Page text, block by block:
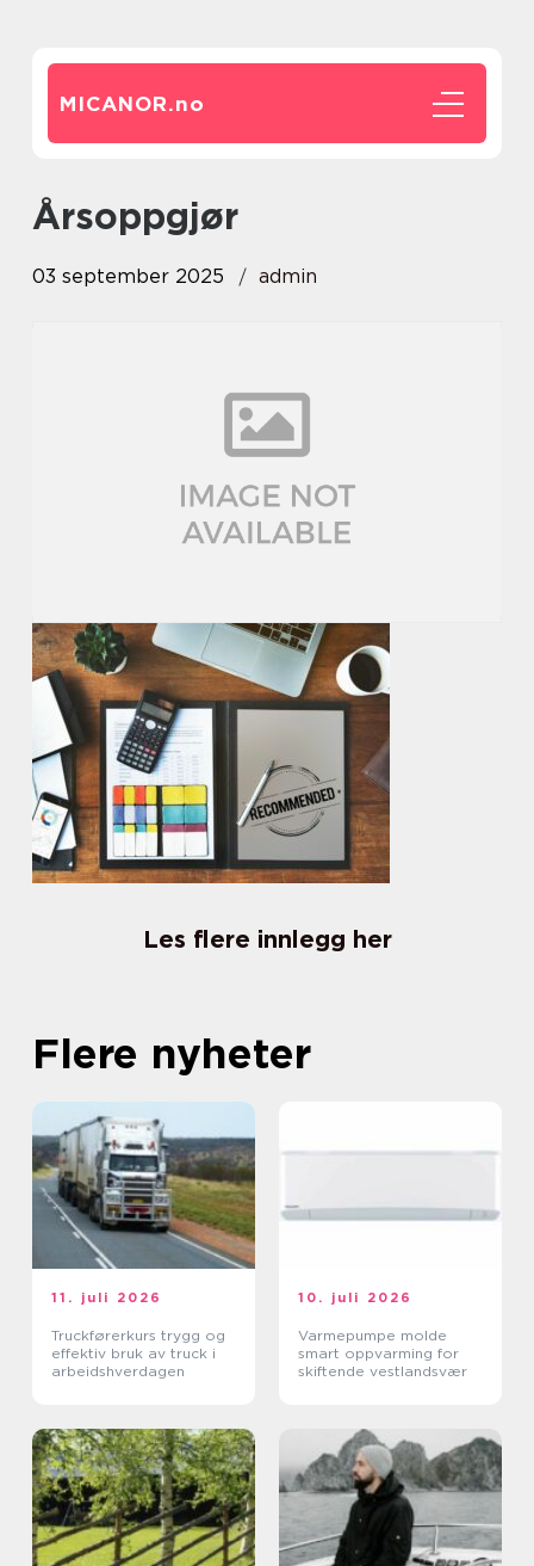
MICANOR.no
årsoppgjør
03 september 2025 admin
Les flere innlegg her
Flere nyheter
11. juli 2026
Truckførerkurs trygg og
effektiv bruk av truck i
arbeidshverdagen
10. juli 2026
Varmepumpe molde
smart oppvarming for
skiftende vestlandsvær